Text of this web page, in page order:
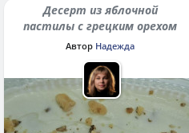
Десерт из яблочной
пастилы с грецким орехом
Автор Надежда